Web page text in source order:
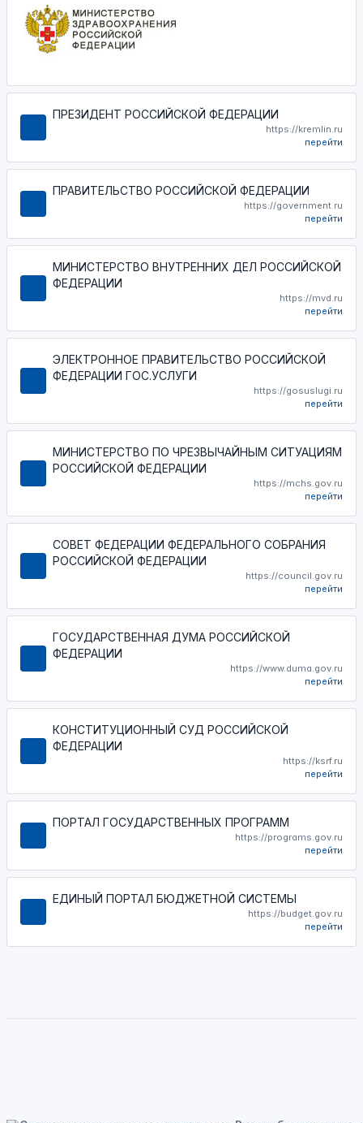
ПРЕЗИДЕНТ РОССИЙСКОЙ ФЕДЕРАЦИИ
https://kremlin.ru
перейти
ПРАВИТЕЛЬСТВО РОССИЙСКОЙ ФЕДЕРАЦИИ
https://government.ru
перейти
МИНИСТЕРСТВО ВНУТРЕННИХ ДЕЛ РОССИЙСКОЙ
ФЕДЕРАЦИИ
https://mvd.ru
перейти
ЭЛЕКТРОННОЕ ПРАВИТЕЛЬСТВО РОССИЙСКОЙ
ФЕДЕРАЦИИ ГОС.УСЛУГИ
https://gosuslugi.ru
перейти
МИНИСТЕРСТВО ПО ЧРЕЗВЫЧАЙНЫМ СИТУАЦИЯМ
РОССИЙСКОЙ ФЕДЕРАЦИИ
https://mchs.gov.ru
перейти
СОВЕТ ФЕДЕРАЦИИ ФЕДЕРАЛЬНОГО СОБРАНИЯ
РОССИЙСКОЙ ФЕДЕРАЦИИ
https://council.gov.ru
перейти
ГОСУДАРСТВЕННАЯ ДУМА РОССИЙСКОЙ
ФЕДЕРАЦИИ
https://www.duma.gov.ru
перейти
КОНСТИТУЦИОННЫЙ СУД РОССИЙСКОЙ
ФЕДЕРАЦИИ
https://ksrf.ru
перейти
ПОРТАЛ ГОСУДАРСТВЕННЫХ ПРОГРАММ
https://programs.gov.ru
перейти
ЕДИНЫЙ ПОРТАЛ БЮДЖЕТНОЙ СИСТЕМЫ
https://budget.gov.ru
перейти